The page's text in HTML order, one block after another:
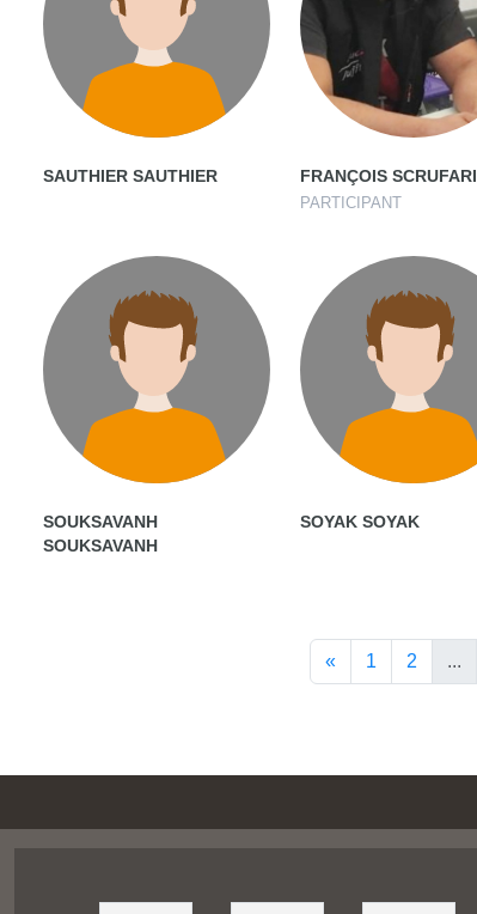
SAUTHIER SAUTHIER FRANÇOIS SCRUFARI
PARTICIPANT
SOUKSAVANH
SOUKSAVANH
SOYAK SOYAK
« 1 2 ...